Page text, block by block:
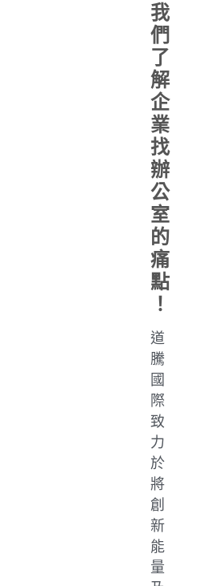
我
們
了
解
企
業
找
辦
公
室
的
痛
點
！
道
騰
國
際
致
力
於
將
創
新
能
量